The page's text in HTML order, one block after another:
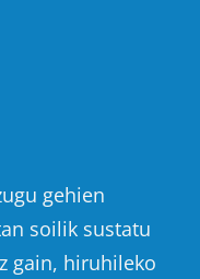
gehien
soilik sustatu
gain, hiruhileko